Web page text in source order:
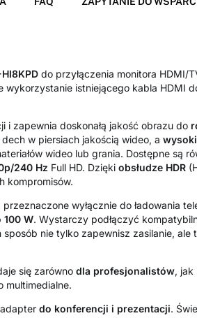
do przyłączenia monitora HDMI/
wykorzystanie istniejącego kabla HDMI
zapewnia doskonałą jakość obrazu do
w piersiach jakością wideo, a
wideo lub grania. Dostępne są
240 Hz Full HD. Dzięki obsłudze HDR
kompromisów.
, przeznaczone wyłącznie do ładowania
100 W. Wystarczy podłączyć
nie tylko zapewnisz zasilanie,
się zarówno dla profesjonalistów,
multimedialne.
do konferencji i prezentacji.